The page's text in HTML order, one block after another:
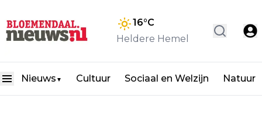
16°C
Heldere Hemel
Nieuws ▼ Cultuur Sociaal en Welzijn Natuur